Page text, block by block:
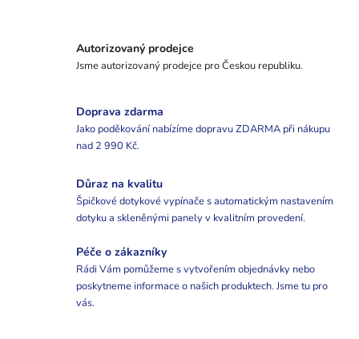
Autorizovaný prodejce
Jsme autorizovaný prodejce pro Českou republiku.
Doprava zdarma
Jako poděkování nabízíme dopravu ZDARMA při nákupu
nad 2 990 Kč.
Důraz na kvalitu
Špičkové dotykové vypínače s automatickým nastavením
dotyku a skleněnými panely v kvalitním provedení.
Péče o zákazníky
Rádi Vám pomůžeme s vytvořením objednávky nebo
poskytneme informace o našich produktech. Jsme tu pro
vás.